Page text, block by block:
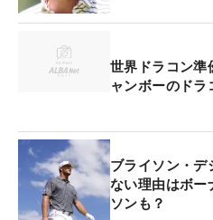
ーコン5本、トーストにプ
ゼリーにプロテインシェ
ナックとプロテインシェイ
た。
ウエイトリフティングで
大きく増した。その結果、
世界ドラコン
ャンボーのドラ
ブライソン・デ
ない理由はボー
ソンも？